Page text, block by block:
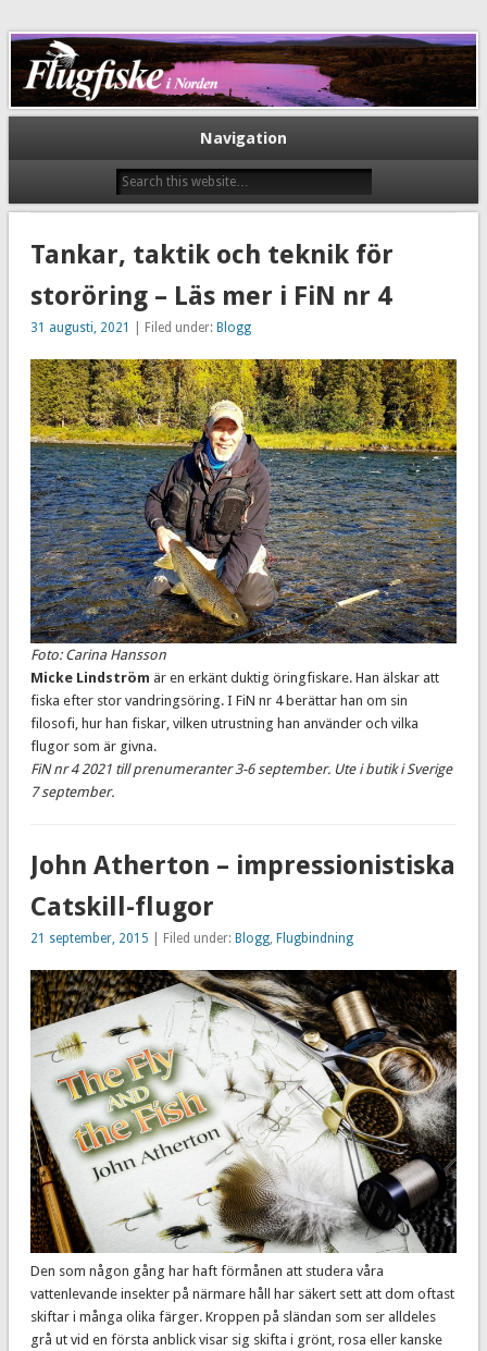
Flugfiske i Norden
Navigation
Tankar, taktik och teknik för
storöring – Läs mer i FiN nr 4
31 augusti, 2021 | Filed under: Blogg
Foto: Carina Hansson
Micke Lindström är en erkänt duktig öringfiskare. Han älskar att
fiska efter stor vandringsöring. I FiN nr 4 berättar han om sin
filosofi, hur han fiskar, vilken utrustning han använder och vilka
flugor som är givna.
FiN nr 4 2021 till prenumeranter 3-6 september. Ute i butik i Sverige
7 september.
John Atherton – impressionistiska
Catskill-flugor
21 september, 2015 | Filed under: Blogg, Flugbindning
Den som någon gång har haft förmånen att studera våra
vattenlevande insekter på närmare håll har säkert sett att dom oftast
skiftar i många olika färger. Kroppen på sländan som ser alldeles
grå ut vid en första anblick visar sig skifta i grönt, rosa eller kanske